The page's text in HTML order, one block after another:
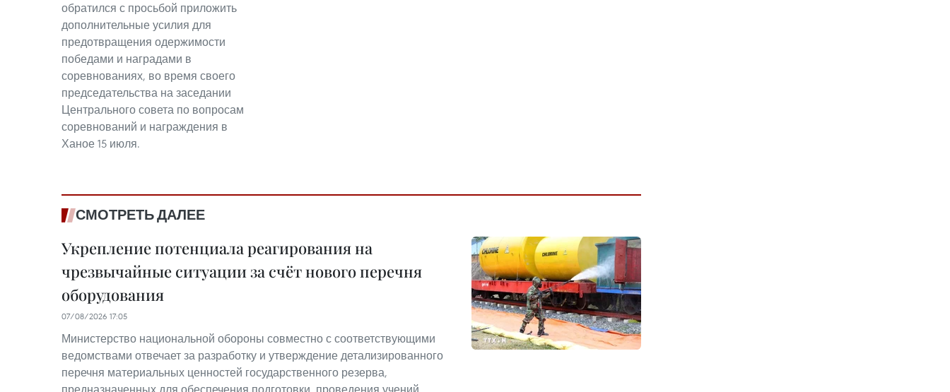
обратился с просьбой приложить
дополнительные усилия для
предотвращения одержимости
победами и наградами в
соревнованиях, во время своего
председательства на заседании
Центрального совета по вопросам
соревнований и награждения в
Ханое 15 июля.
СМОТРЕТЬ ДАЛЕЕ
Укрепление потенциала реагирования на
чрезвычайные ситуации за счёт нового перечня
оборудования
07/08/2026 17:05
Министерство национальной обороны совместно с соответствующими
ведомствами отвечает за разработку и утверждение детализированного
перечня материальных ценностей государственного резерва,
предназначенных для обеспечения подготовки, проведения учений,